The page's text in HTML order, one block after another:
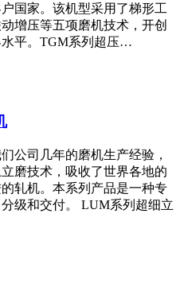
国家。该机型采用了梯形工
增压等五项磨机技术，开创
平。TGM系列超压…
公司几年的磨机生产经验，
磨技术，吸收了世界各地的
轧机。本系列产品是一种专
级和交付。 LUM系列超细立